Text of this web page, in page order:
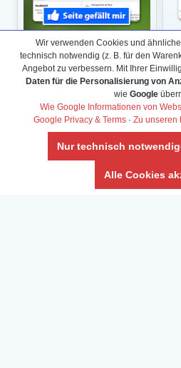
Wir verwenden Cookies und
technisch notwendig (z. B. für den
Angebot zu verbessern. Mit Ihrer
Daten für die Personalisierung von
wie Google
Wie Google Informationen von
Google Privacy & Terms · Zu unseren
Nur technisch
Alle Cookies